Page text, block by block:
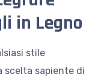
in Legno
stile
scelta sapiente di